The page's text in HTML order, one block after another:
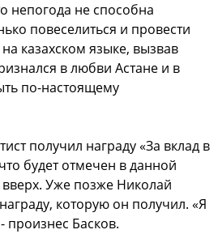
непогода не способна
повеселиться и провести
казахском языке, вызвав
в любви Астане и в
по-настоящему
получил награду «За вклад в
будет отмечен в данной
Уже позже Николай
которую он получил. «Я
произнес Басков.